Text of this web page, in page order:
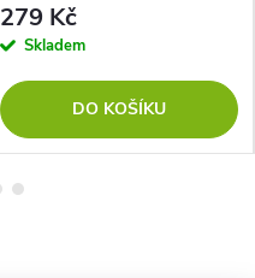
279 Kč
Skladem
DO KOŠÍKU